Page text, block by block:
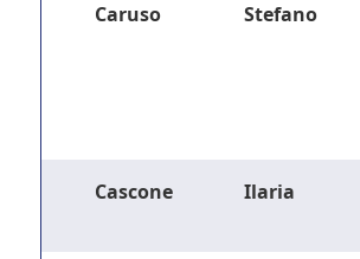
Caruso Stefano
Cascone Ilaria